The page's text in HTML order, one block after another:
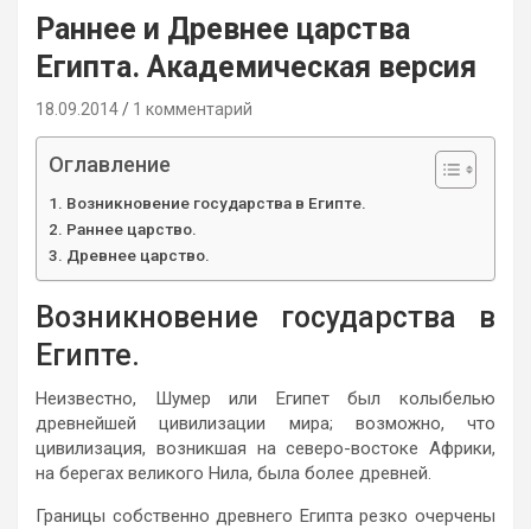
Раннее и Древнее царства
Египта. Академическая версия
18.09.2014 1 комментарий
Оглавление
Возникновение государства в Египте.
Раннее царство.
Древнее царство.
Возникновение государства в
Египте.
Неизвестно, Шумер или Египет был колыбелью
древнейшей цивилизации мира; возможно, что
цивилизация, возникшая на северо-востоке Африки,
на берегах великого Нила, была более древней.
Границы собственно древнего Египта резко очерчены